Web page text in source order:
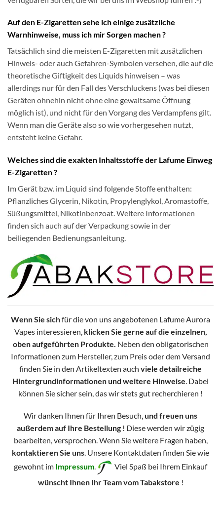
Auf den E-Zigaretten sehe ich einige zusätzliche
Warnhinweise, muss ich mir Sorgen machen ?
Tatsächlich sind die meisten E-Zigaretten mit zusätzlichen
Hinweis- oder auch Gefahren-Symbolen versehen, die auf die
theoretische Giftigkeit des Liquids hinweisen – was
allerdings nur für den Fall des Verschluckens (was bei diesen
Geräten ohnehin nicht ohne eine gewaltsame Öffnung
möglich ist), und nicht für den Vorgang des Verdampfens gilt.
Wenn man die Geräte also so wie vorhergesehen nutzt,
entsteht keine Gefahr.
Welches sind die exakten Inhaltsstoffe der Lafume Einweg
E-Zigaretten ?
Im Gerät bzw. im Liquid sind folgende Stoffe enthalten:
Pflanzliches Glycerin, Nikotin, Propylenglykol, Aromastoffe,
Süßungsmittel, Nikotinbenzoat. Weitere Informationen
finden sich auch auf der Verpackung sowie in der
beiliegenden Bedienungsanleitung.
Wenn Sie sichfür die von uns angebotenen Lafume Aurora
Vapes interessieren, klicken Sie gerne auf die einzelnen,
oben aufgeführten Produkte. Neben den obligatorischen
Informationen zum Hersteller, zum Preis oder dem Versand
finden Sie in den Artikeltexten auch viele detailreiche
Hintergrundinformationen und weitere Hinweise . Dabei
können Sie sicher sein, das wir stets gut recherchieren !
Wir danken Ihnen für Ihren Besuch,und freuen uns
außerdem auf Ihre Bestellung ! Diese werden wir zügig
bearbeiten, versprochen. Wenn Sie weitere Fragen haben,
kontaktieren Sie uns. Unsere Kontaktdaten finden Sie wie
gewohnt im Impressum.
Viel Spaß bei Ihrem Einkauf
wünscht Ihnen Ihr Team vom Tabakstore !